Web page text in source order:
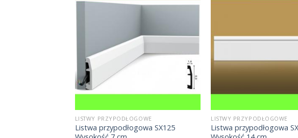
LISTWY PRZYPODŁOGOWE
Listwa przypodłogowa SX125
LISTWY PRZYPODŁOGOWE
Listwa przypodłogowa